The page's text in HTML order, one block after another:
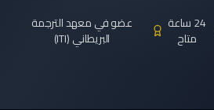
24 ساعة
متاح
عضو في معهد الترجمة
البريطاني (ITI)